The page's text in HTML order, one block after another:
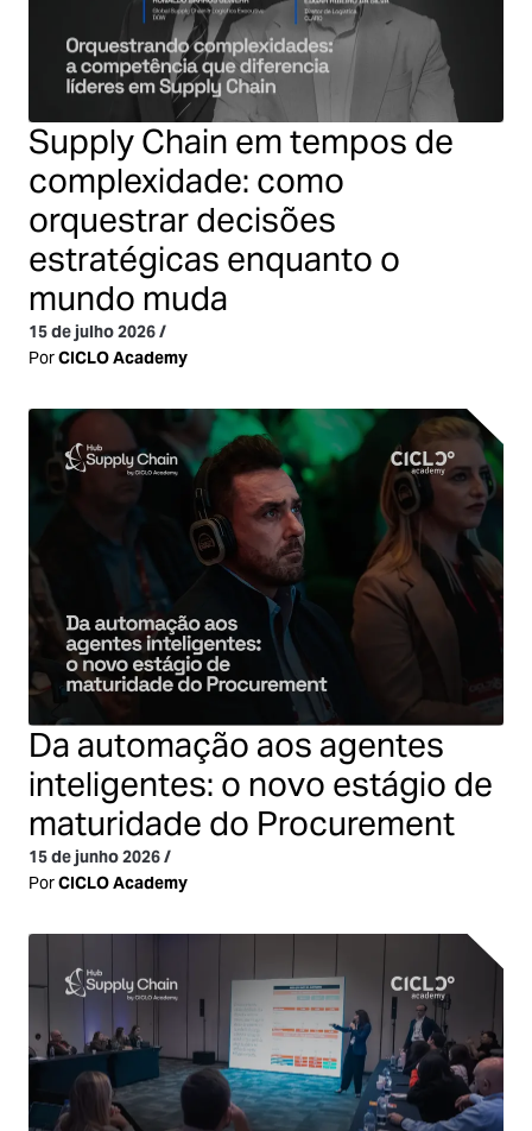
Supply Chain em tempos de
complexidade: como
orquestrar decisões
estratégicas enquanto o
mundo muda
15 de julho 2026/
PorCICLO Academy
Da automação aos agentes
inteligentes: o novo estágio de
maturidade do Procurement
15 de junho 2026/
PorCICLO Academy